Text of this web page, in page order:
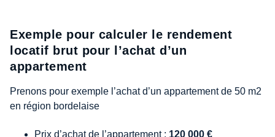
Exemple pour calculer le rendement
locatif brut pour l’achat d’un
appartement
Prenons pour exemple l’achat d’un appartement de 50 m2
en région bordelaise
Prix d’achat de l’appartement : 120 000 €